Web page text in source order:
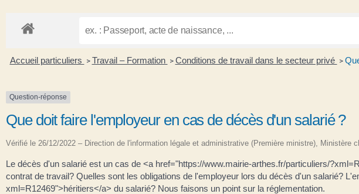
Accueil particuliers > Travail – Formation > Conditions de travail dans le secteur privé >
Question-réponse
Que doit faire l'employeur en cas de décès d'un salarié ?
Vérifié le 26/12/2022 – Direction de l'information légale et administrative (Première ministre), Ministère
Le décès d'un salarié est un cas de <a href="https://www.mairie-arthes.fr/particuliers/
contrat de travail? Quelles sont les obligations de l'employeur lors du décès d'un salarié?
xml=R12469">héritiers</a> du salarié? Nous faisons un point sur la réglementation.